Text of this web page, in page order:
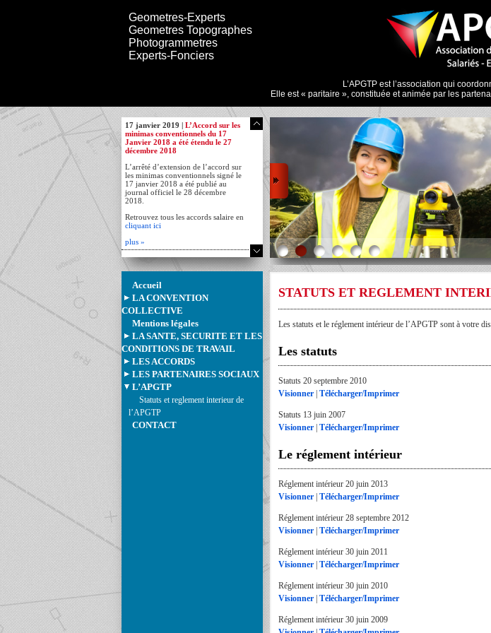
Geometres-Experts
Geometres Topographes
Photogrammetres
Experts-Fonciers
L’APGTP est l’association qui
Elle est « paritaire », constituée et animée par les
17 janvier 2019 | L’Accord sur les
minimas conventionnels du 17
Janvier 2018 a été étendu le 27
décembre 2018
L’arrêté d’extension de l’accord sur
les minimas conventionnels signé le
17 janvier 2018 a été publié au
journal officiel le 28 décembre
2018.
Retrouvez tous les accords salaire en
cliquant ici
plus »
Accueil
LA CONVENTION
COLLECTIVE
Mentions légales
LA SANTE, SECURITE ET LES
CONDITIONS DE TRAVAIL
LES ACCORDS
LES PARTENAIRES SOCIAUX
L’APGTP
Statuts et reglement interieur de
l’APGTP
CONTACT
STATUTS ET REGLEMENT
Les statuts et le réglement intérieur de l’APGTP sont à votre
Les statuts
Statuts 20 septembre 2010
Visionner Télécharger/Imprimer
Statuts 13 juin 2007
Visionner Télécharger/Imprimer
Le réglement intérieur
Réglement intérieur 20 juin 2013
Visionner Télécharger/Imprimer
Réglement intérieur 28 septembre 2012
Visionner Télécharger/Imprimer
Réglement intérieur 30 juin 2011
Visionner Télécharger/Imprimer
Réglement intérieur 30 juin 2010
Visionner Télécharger/Imprimer
Réglement intérieur 30 juin 2009